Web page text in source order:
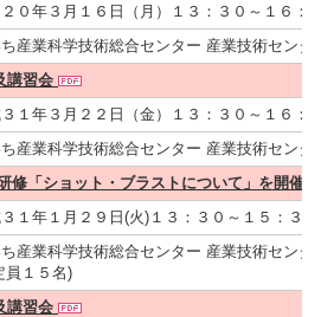
２０年３月１６日（月）１３：３０～１６：
産業科学技術総合センター 産業技術セン
講習会
１年３月２２日（金）１３：３０～１６：
産業科学技術総合センター 産業技術セン
修「ショット・ブラストについて」を開催
１年１月２９日(火)１３：３０～１５：３０
産業科学技術総合センター 産業技術セン
員１５名)
講習会